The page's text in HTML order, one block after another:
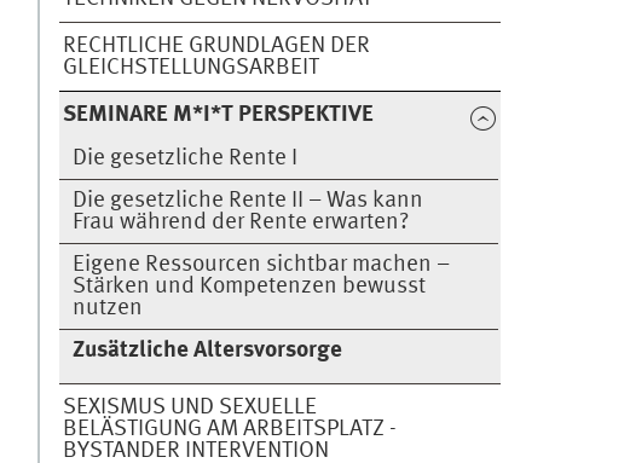
RECHTLICHE GRUNDLAGEN DER
GLEICHSTELLUNGSARBEIT
SEMINARE M*I*T PERSPEKTIVE
Die gesetzliche Rente I
Die gesetzliche Rente II – Was kann
Frau während der Rente erwarten?
Eigene Ressourcen sichtbar machen –
Stärken und Kompetenzen bewusst
nutzen
Zusätzliche Altersvorsorge
SEXISMUS UND SEXUELLE
BELÄSTIGUNG AM ARBEITSPLATZ -
BYSTANDER INTERVENTION